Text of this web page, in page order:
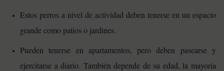
Estos perros a nivel de actividad deben tenerse en un espacio
grande como patios o jardines.
Pueden tenerse en apartamentos, pero deben pasearse y
ejercitarse a diario. También depende de su edad, la mayoría